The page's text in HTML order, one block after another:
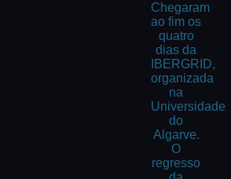
Chegaram
ao fim os
quatro
dias da
IBERGRID,
organizada
na
Universidade
do
Algarve.
O
regresso